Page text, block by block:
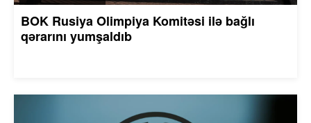
BOK Rusiya Olimpiya Komitəsi ilə bağlı
qərarını yumşaldıb